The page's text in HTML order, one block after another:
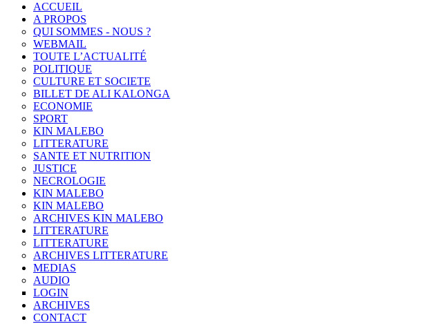
ACCUEIL
A PROPOS
QUI SOMMES - NOUS ?
WEBMAIL
TOUTE L’ACTUALITÉ
POLITIQUE
CULTURE ET SOCIETE
BILLET DE ALI KALONGA
ECONOMIE
SPORT
KIN MALEBO
LITTERATURE
SANTE ET NUTRITION
JUSTICE
NECROLOGIE
KIN MALEBO
KIN MALEBO
ARCHIVES KIN MALEBO
LITTERATURE
LITTERATURE
ARCHIVES LITTERATURE
MEDIAS
AUDIO
LOGIN
ARCHIVES
CONTACT